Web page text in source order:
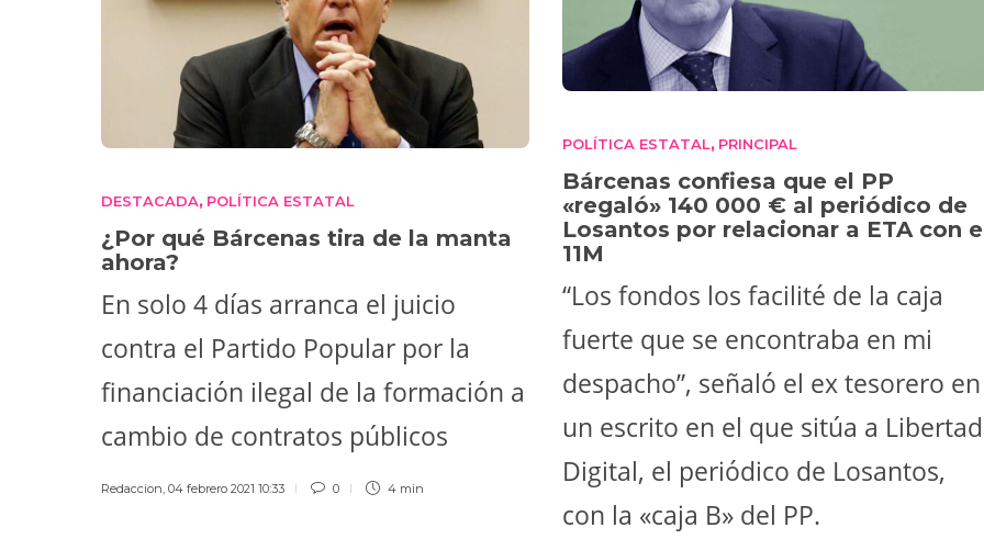
DESTACADA, POLÍTICA ESTATAL
¿Por qué Bárcenas tira de la manta
ahora?
En solo 4 días arranca el juicio
contra el Partido Popular por la
financiación ilegal de la formación a
cambio de contratos públicos
Redaccion 04 febrero 2021 10:33 0 4 min
POLÍTICA ESTATAL, PRINCIPAL
Bárcenas confiesa que el PP
«regaló» 140 000 € al periódico de
Losantos por relacionar a ETA con
11M
“Los fondos los facilité de la caja
fuerte que se encontraba en mi
despacho”, señaló el ex tesorero en
un escrito en el que sitúa a Libertad
Digital, el periódico de Losantos,
con la «caja B» del PP.